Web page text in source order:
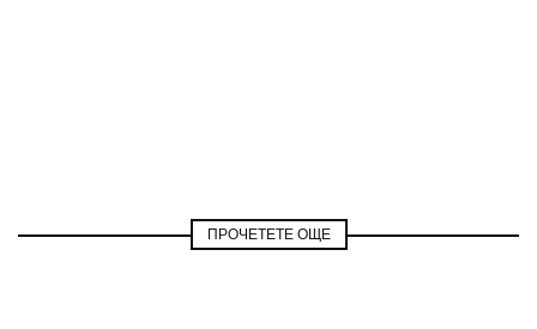
ПРОЧЕТЕТЕ ОЩЕ